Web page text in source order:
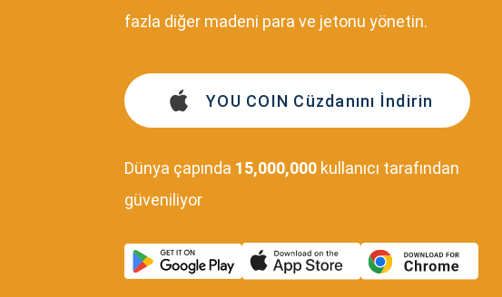
fazla diğer madeni para ve jetonu yönetin.
YOU COIN Cüzdanını İndirin
Dünya çapında 15,000,000 kullanıcı tarafından
güveniliyor